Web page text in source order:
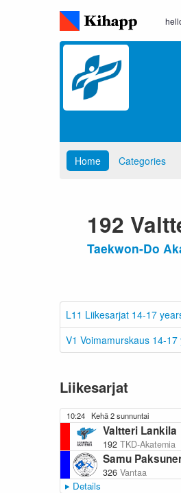
Home Categories
192
Taekwon-Do
L11 Liikesarjat 14-17
V1 Voimamurskaus 14-
Liikesarjat
10:24 Kehä 2 sunnuntai
Valtteri Lankila
192 TKD-Akatemia
Samu
326 Vantaa
Details